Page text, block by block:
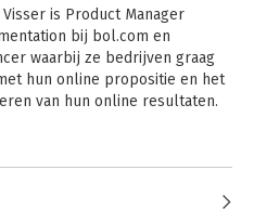
Visser is Product Manager
bij bol.com en
waarbij ze bedrijven graag
hun online propositie en het
van hun online resultaten.
Denise Visser